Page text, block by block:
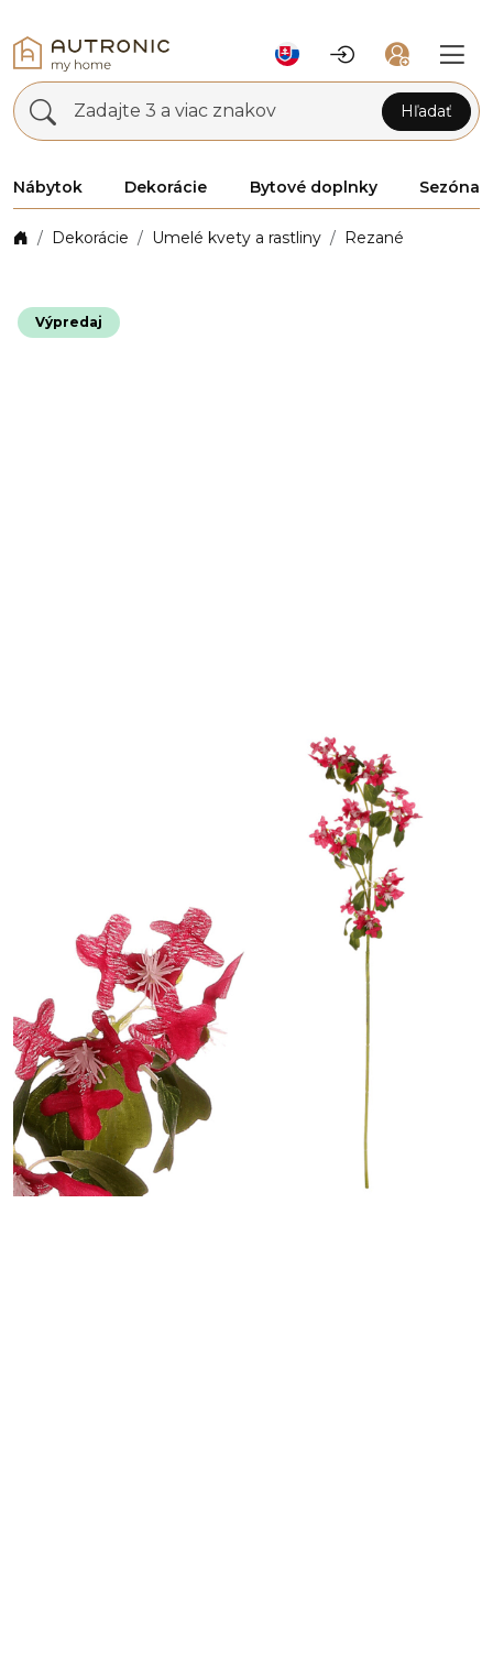
Zadajte 3 a viac znakov Hľadať
Nábytok Dekorácie Bytové doplnky Sezóna
Dekorácie Umelé kvety a rastliny Rezané
Výpredaj